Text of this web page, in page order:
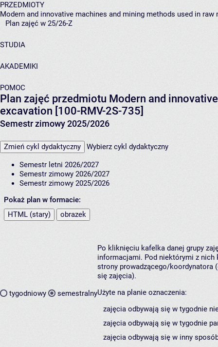
PRZEDMIOTY
Modern and innovative machines and mining methods used in
Plan zajęć w 25/26-Z
STUDIA
AKADEMIKI
POMOC
Plan zajęć przedmiotu Modern and
excavation [100-RMV-2S-735]
Semestr zimowy 2025/2026
Zmień cykl dydaktyczny Wybierz cykl dydaktyczny
Semestr letni 2026/2027
Semestr zimowy 2026/2027
Semestr zimowy 2025/2026
Pokaż plan w formacie:
HTML (stary)
obrazek
tygodniowy semestralny
Po kliknięciu kafelka danej grupy
informacjami. Pod niektórymi z nich
strony prowadzącego/koordynatora
się zajęcia).
Użyte na planie oznaczenia:
zajęcia odbywają się w tygodnie
zajęcia odbywają się w tygodnie
zajęcia odbywają się w inny